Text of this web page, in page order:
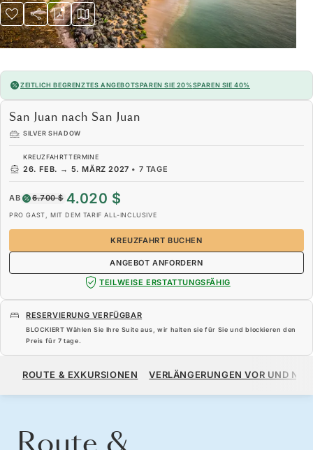
ZEITLICH BEGRENZTES ANGEBOTSPAREN SIE 20%SPAREN SIE 40%
San Juan nach San Juan
SILVER SHADOW
KREUZFAHRTTERMINE
26. FEB. → 5. MÄRZ 2027 • 7 TAGE
AB 6.700 $ 4.020 $
PRO GAST, MIT DEM TARIF ALL-INCLUSIVE
KREUZFAHRT BUCHEN
ANGEBOT ANFORDERN
TEILWEISE ERSTATTUNGSFÄHIG
RESERVIERUNG VERFÜGBAR
BLOCKIERT Wählen Sie Ihre Suite aus, wir halten sie für Sie und blockieren den
Preis für 7 tage.
4.020 $
ROUTE & EXKURSIONEN VERLÄNGERUNGEN VOR UND